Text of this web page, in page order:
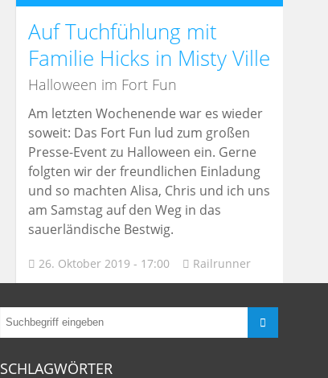
Auf Tuchfühlung mit
Familie Hicks in Misty Ville
Halloween im Fort Fun
Am letzten Wochenende war es wieder
soweit: Das Fort Fun lud zum großen
Presse-Event zu Halloween ein. Gerne
folgten wir der freundlichen Einladung
und so machten Alisa, Chris und ich uns
am Samstag auf den Weg in das
sauerländische Bestwig.
26. Oktober 2019 - 17:00 Railrunner
SCHLAGWÖRTER